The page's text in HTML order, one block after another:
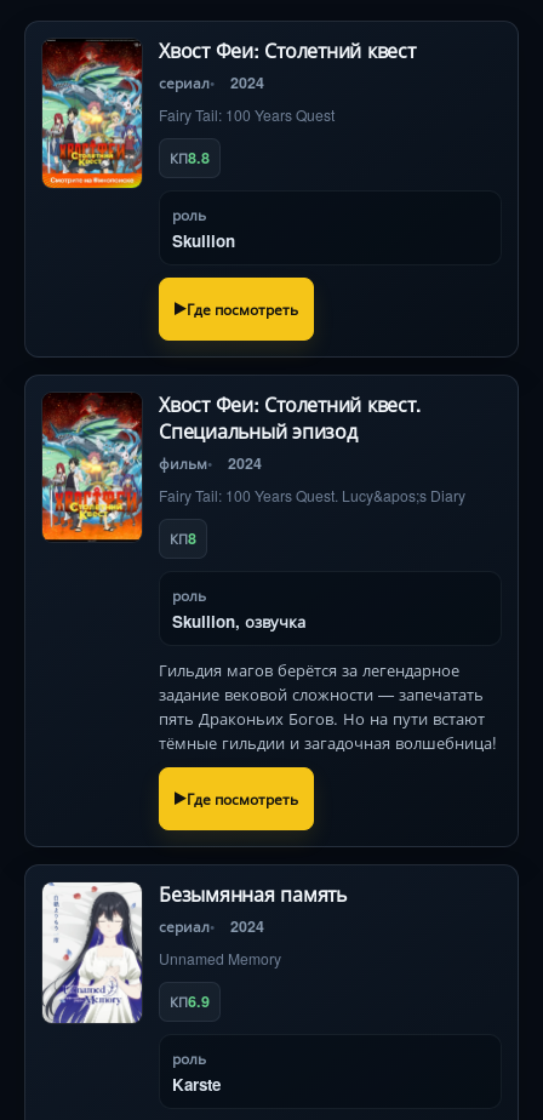
Хвост Феи: Столетний квест
сериал 2024
Fairy Tail: 100 Years Quest
КП8.8
роль
Skullion
Где посмотреть
Хвост Феи: Столетний квест.
Специальный эпизод
фильм 2024
Fairy Tail: 100 Years Quest. Lucy&apos;s Diary
КП8
роль
Skullion, озвучка
Гильдия магов берётся за легендарное
задание вековой сложности — запечатать
пять Драконьих Богов. Но на пути встают
тёмные гильдии и загадочная волшебница!
Где посмотреть
Безымянная память
сериал 2024
Unnamed Memory
КП6.9
роль
Karste